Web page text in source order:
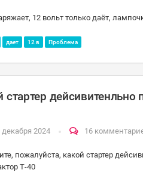
12 вольт только даёт,
дает 12 в Проблема
стартер
декабря 2024 16
пожалуйста, какой стартер
Т-40